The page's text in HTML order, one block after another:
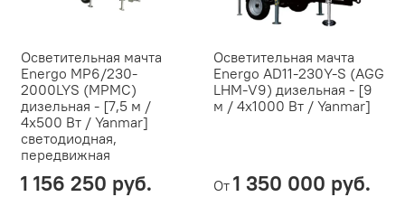
Осветительная мачта
Energo MP6/230-
2000LYS (MPMC)
дизельная - [7,5 м /
4х500 Вт / Yanmar]
светодиодная,
передвижная
1 156 250 руб.
Осветительная мачта
Energo AD11-230Y-S (AGG
LHM-V9) дизельная - [9
м / 4х1000 Вт / Yanmar]
От 1 350 000 руб.